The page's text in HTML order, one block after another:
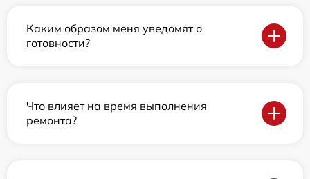
Каким образом меня уведомят о
готовности?
Что влияет на время выполнения
ремонта?